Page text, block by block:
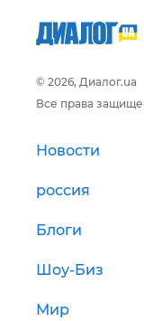
© 2026, Диалог.ua
Все права
Новости
россия
Блоги
Шоу-Биз
Мир